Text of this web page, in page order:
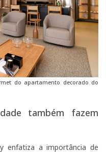
do apartamento decorado do
também fazem
enfatiza a importância de